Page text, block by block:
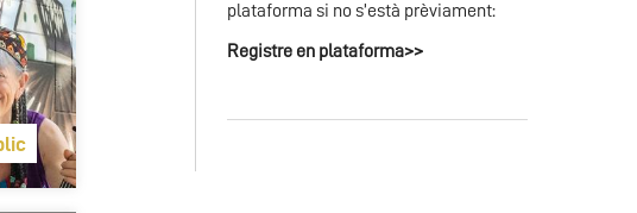
plataforma si no s’està prèviament:
Registre en plataforma>>